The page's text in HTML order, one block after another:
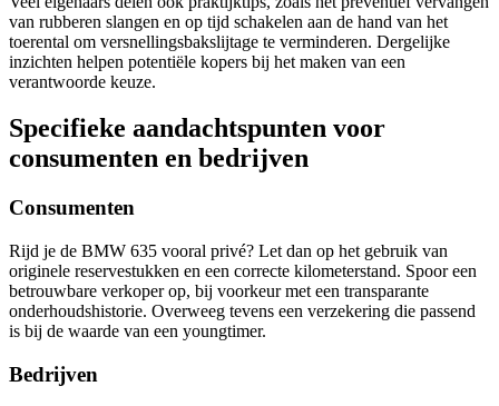
van rubberen slangen en op tijd schakelen aan de hand van het
toerental om versnellingsbakslijtage te verminderen. Dergelijke
inzichten helpen potentiële kopers bij het maken van een
verantwoorde keuze.
Specifieke aandachtspunten voor
consumenten en bedrijven
Consumenten
Rijd je de BMW 635 vooral privé? Let dan op het gebruik van
originele reservestukken en een correcte kilometerstand. Spoor een
betrouwbare verkoper op, bij voorkeur met een transparante
onderhoudshistorie. Overweeg tevens een verzekering die passend
is bij de waarde van een youngtimer.
Bedrijven